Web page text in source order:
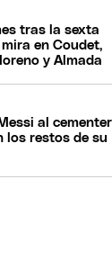
tras la sexta
en Coudet,
y Almada
al
los restos de su